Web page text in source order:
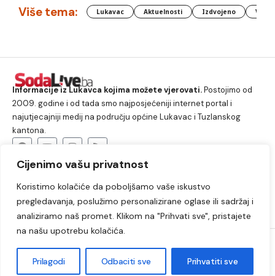
Cijenimo vašu privatnost
Koristimo kolačiće da poboljšamo vaše iskustvo
pregledavanja, poslužimo personalizirane oglase ili sadržaj i
analiziramo naš promet. Klikom na "Prihvati sve", pristajete
na našu upotrebu kolačića.
Prilagodi Odbaciti sve Prihvatiti sve
Više tema: Lukavac Aktuelnosti Izdvojeno
Informacije iz Lukavca kojima možete vjerovati.Postojimo od
2009. godine i od tada smo najposjećeniji internet portal i
najutjecajniji medij na području općine Lukavac i Tuzlanskog
kantona.
Lukavac Društvo Crna hronika
Sport
Kultura
Kolumne Slobodno vrijeme